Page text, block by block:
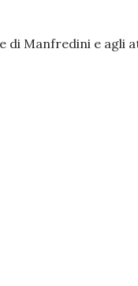
di Manfredini e agli